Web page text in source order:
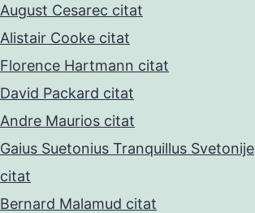
August Cesarec citat
Alistair Cooke citat
Florence Hartmann citat
David Packard citat
Andre Maurios citat
Gaius Suetonius Tranquillus Svetonije
citat
Bernard Malamud citat